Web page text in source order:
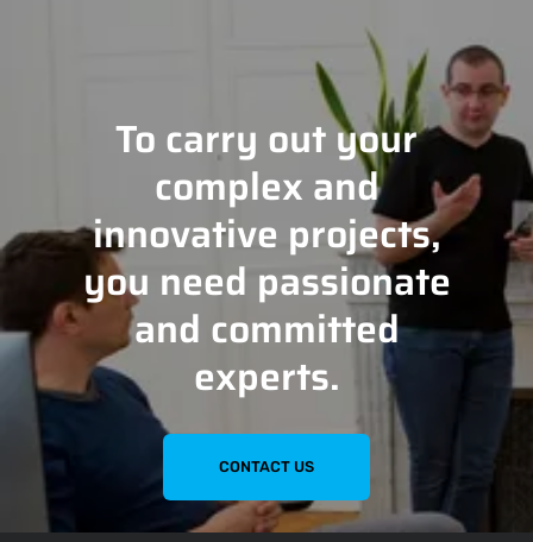
To carry out your
complex and
innovative projects,
you need passionate
and committed
experts.
CONTACT US